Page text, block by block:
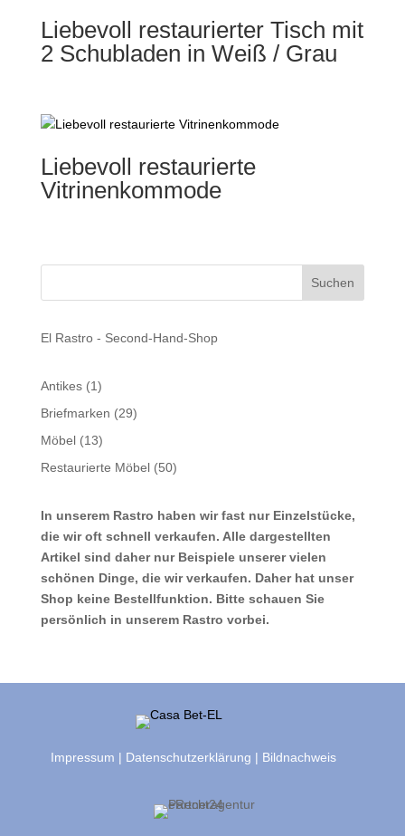
Liebevoll restaurierter Tisch mit
2 Schubladen in Weiß / Grau
Liebevoll restaurierte
Vitrinenkommode
El Rastro - Second-Hand-Shop
Antikes 11
Produkt
Briefmarken 2929
Möbel 1313
Produkte
Restaurierte Möbel 5050
In unserem Rastro haben wir fast nur Einzelstücke,
die wir oft schnell verkaufen. Alle dargestellten
Artikel sind daher nur Beispiele unserer vielen
schönen Dinge, die wir verkaufen. Daher hat unser
Shop keine Bestellfunktion. Bitte schauen Sie
persönlich in unserem Rastro vorbei.
Impressum | Datenschutzerklärung | Bildnachweis